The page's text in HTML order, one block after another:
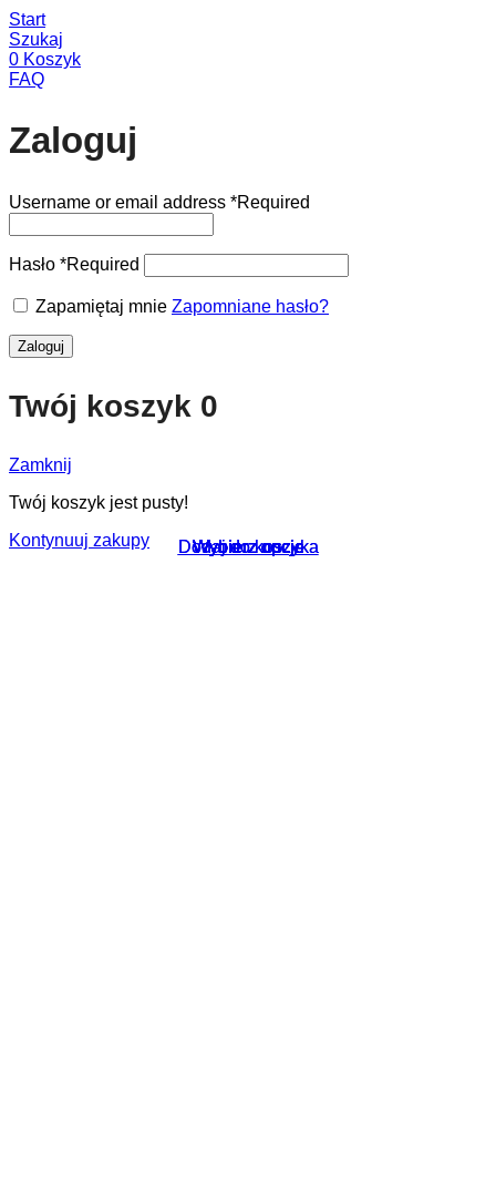
Wybierz opcje
Wybierz opcje
Wybierz opcje
Wybierz opcje
Wybierz opcje
Wybierz opcje
Dodaj do koszyka
Wybierz opcje
Dodaj do koszyka
Wybierz opcje
Wybierz opcje
Wybierz opcje
Start
Szukaj
0 Koszyk
FAQ
Zaloguj
Username or email address *Required
Hasło *Required
Zapamiętaj mnie Zapomniane hasło?
Zaloguj
Twój koszyk 0
Zamknij
Twój koszyk jest pusty!
Kontynuuj zakupy